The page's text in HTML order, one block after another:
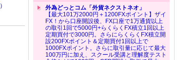
外為どっとコム「外貨ネクストネオ」
【最大101万2000円＋1200FXポイント】ザイ
FX！から口座開設後、FX口座で1万通貨以上
の取引1回で5000円+らくらくFX積立1回以上
定期買付で3000円。さらにらくらくFX積立開
設200FXポイント＆定期買付1回以上で
1000FXポイント。さらに取引量に応じて最大
100万円に加え、スクール受講と理解度テスト